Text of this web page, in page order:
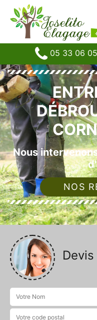
05 33 06
Nous
NOS